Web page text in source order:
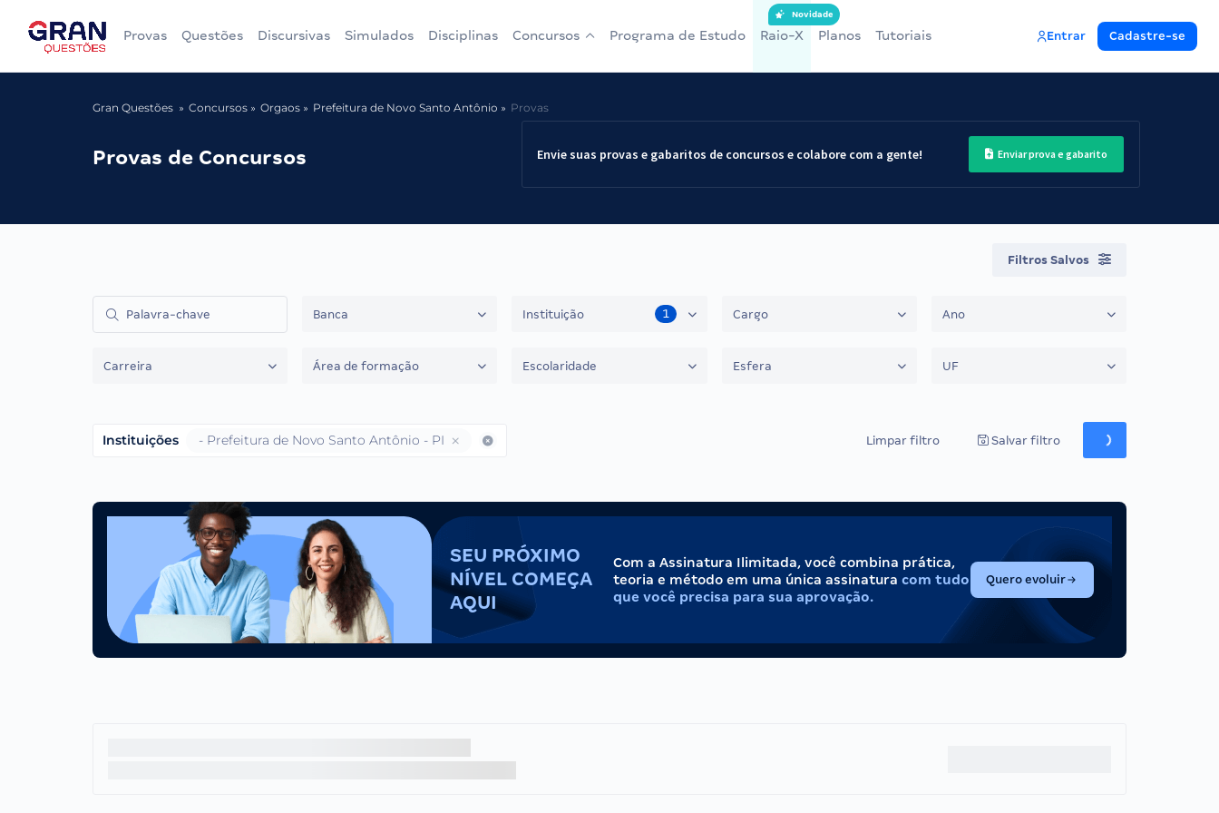
Provas Questões Discursivas Simulados Disciplinas Concursos Programa de Estudo Raio-X
Novidade
Planos Tutoriais Entrar Cadastre-se
Gran Questões Concursos Orgaos Prefeitura de Novo Santo Antônio Provas
Provas de Concursos Envie suas provas e gabaritos de concursos e colabore com a gente! Enviar prova e gabarito
Filtros Salvos
Banca Instituição 1 Cargo Ano
Carreira Área de formação Escolaridade Esfera UF
Instituições - Prefeitura de Novo Santo Antônio - PI Limpar filtro Salvar filtro
SEU PRÓXIMO
NÍVEL COMEÇA
AQUI
Com a Assinatura Ilimitada, você combina prática,
teoria e método em uma única assinatura com tudo
que você precisa para sua aprovação.
Quero evoluir(abre em nova aba)